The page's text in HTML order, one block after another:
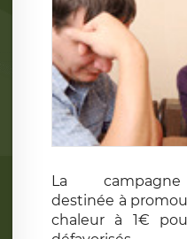
La campagne
destinée à
chaleur à 1€